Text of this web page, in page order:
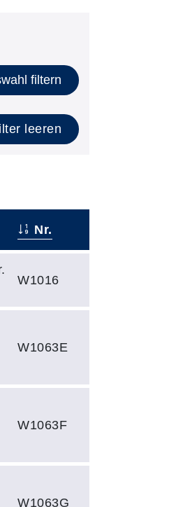
filtern
leeren
Nr.
W1016
W1063E
W1063F
W1063G